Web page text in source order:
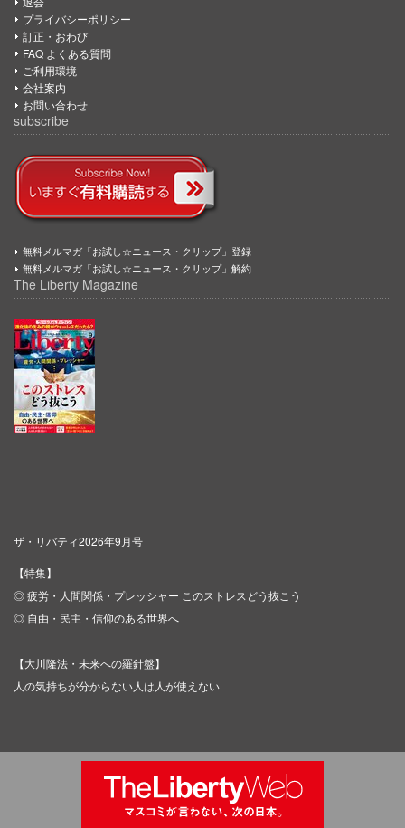
プライバシーポリシー
訂正・おわび
FAQ よくある質問
ご利用環境
会社案内
お問い合わせ
subscribe
無料メルマガ「お試し☆ニュース・クリップ」登録
無料メルマガ「お試し☆ニュース・クリップ」解約
The Liberty Magazine
ザ・リバティ2026年9月号
【特集】
◎ 疲労・人間関係・プレッシャー このストレスどう抜こう
◎ 自由・民主・信仰のある世界へ
【大川隆法・未来への羅針盤】
人の気持ちが分からない人は人が使えない